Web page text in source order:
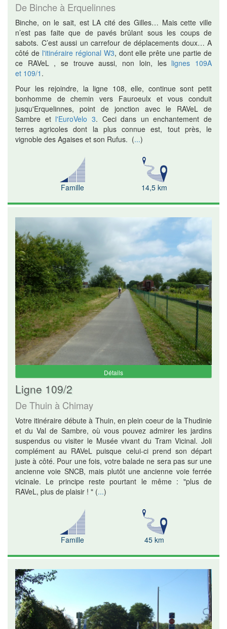
De Binche à Erquelinnes
Binche, on le sait, est LA cité des Gilles… Mais cette ville
n’est pas faite que de pavés brûlant sous les coups de
sabots. C’est aussi un carrefour de déplacements doux… A
côté de l'itinéraire régional W3, dont elle prête une partie de
ce RAVeL , se trouve aussi, non loin, les lignes 109A
et 109/1 .
Pour les rejoindre, la ligne 108, elle, continue sont petit
bonhomme de chemin vers Fauroeulx etvous conduit
jusqu'Erquelinnes, point de jonction avec le RAVeL de
Sambre et l'EuroVelo 3. Cecidans un enchantement de
terres agricoles dont la plus connue est, tout près, le
vignoble des Agaises et son Rufus. (...)
Famille 14,5 km
Détails
Ligne 109/2
De Thuin à Chimay
Votre itinéraire débute à Thuin, en plein coeur de la Thudinie
et du Val de Sambre, où vous pouvez admirer les jardins
suspendus ou visiter le Musée vivant du Tram Vicinal. Joli
complément au RAVeL puisque celui-ci prend son départ
juste à côté. Pour une fois, votre balade ne sera pas sur une
ancienne voie SNCB, mais plutôt une ancienne voie ferrée
vicinale. Le principe reste pourtant le même : "plus de
RAVeL, plus de plaisir ! " (...)
Famille 45 km